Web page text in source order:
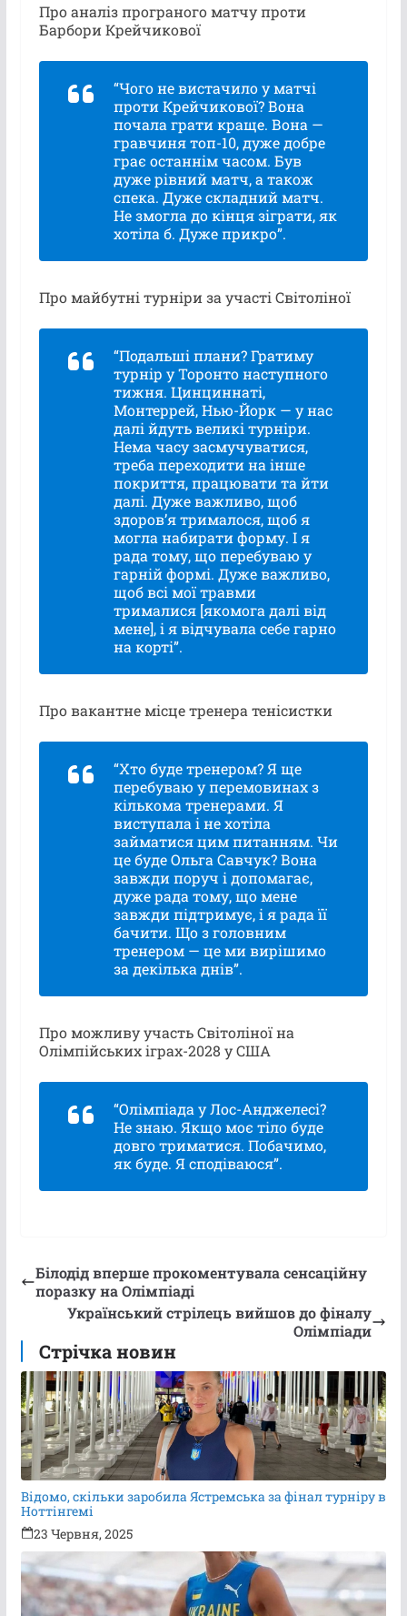
Про аналіз програного матчу проти
Барбори Крейчикової
“Чого не вистачило у матчі
проти Крейчикової? Вона
почала грати краще. Вона —
гравчиня топ-10, дуже добре
грає останнім часом. Був
дуже рівний матч, а також
спека. Дуже складний матч.
Не змогла до кінця зіграти, як
хотіла б. Дуже прикро”.
Про майбутні турніри за участі Світоліної
“Подальші плани? Гратиму
турнір у Торонто наступного
тижня. Цинциннаті,
Монтеррей, Нью-Йорк — у нас
далі йдуть великі турніри.
Нема часу засмучуватися,
треба переходити на інше
покриття, працювати та йти
далі. Дуже важливо, щоб
здоров’я трималося, щоб я
могла набирати форму. І я
рада тому, що перебуваю у
гарній формі. Дуже важливо,
щоб всі мої травми
трималися [якомога далі від
мене], і я відчувала себе гарно
на корті”.
Про вакантне місце тренера тенісистки
“Хто буде тренером? Я ще
перебуваю у перемовинах з
кількома тренерами. Я
виступала і не хотіла
займатися цим питанням. Чи
це буде Ольга Савчук? Вона
завжди поруч і допомагає,
дуже рада тому, що мене
завжди підтримує, і я рада її
бачити. Що з головним
тренером — це ми вирішимо
за декілька днів”.
Про можливу участь Світоліної на
Олімпійських іграх-2028 у США
“Олімпіада у Лос-Анджелесі?
Не знаю. Якщо моє тіло буде
довго триматися. Побачимо,
як буде. Я сподіваюся”.
Білодід вперше прокоментувала сенсаційну
поразку на Олімпіаді
Український стрілець вийшов до фіналу
Олімпіади
Стрічка новин
Відомо, скільки заробила Ястремська за фінал турніру в
Ноттінгемі
23 Червня, 2025